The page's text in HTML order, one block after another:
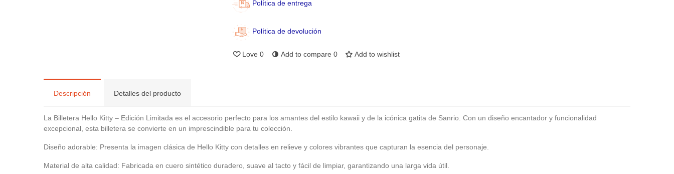
Política de entrega
Política de devolución
Love 0 Add to compare 0 Add to wishlist
Descripción Detalles del producto
La Billetera Hello Kitty – Edición Limitada es el accesorio perfecto para los amantes del estilo kawaii y de la icónica gatita de Sanrio. Con un diseño encantador y funcionalidad
excepcional, esta billetera se convierte en un imprescindible para tu colección.
Diseño adorable: Presenta la imagen clásica de Hello Kitty con detalles en relieve y colores vibrantes que capturan la esencia del personaje.
Material de alta calidad: Fabricada en cuero sintético duradero, suave al tacto y fácil de limpiar, garantizando una larga vida útil.